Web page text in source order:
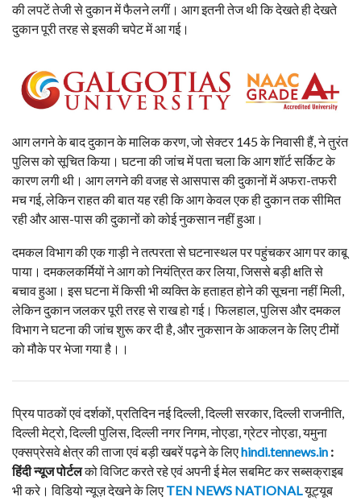
की लपटें तेजी से दुकान में फैलने लगीं। आग इतनी तेज थी कि देखते ही देखते
दुकान पूरी तरह से इसकी चपेट में आ गई।
आग लगने के बाद दुकान के मालिक करण, जो सेक्टर 145 के निवासी हैं, ने तुरंत
पुलिस को सूचित किया। घटना की जांच में पता चला कि आग शॉर्ट सर्किट के
कारण लगी थी। आग लगने की वजह से आसपास की दुकानों में अफरा-तफरी
मच गई, लेकिन राहत की बात यह रही कि आग केवल एक ही दुकान तक सीमित
रही और आस-पास की दुकानों को कोई नुकसान नहीं हुआ।
दमकल विभाग की एक गाड़ी ने तत्परता से घटनास्थल पर पहुंचकर आग पर काबू
पाया। दमकलकर्मियों ने आग को नियंत्रित कर लिया, जिससे बड़ी क्षति से
बचाव हुआ। इस घटना में किसी भी व्यक्ति के हताहत होने की सूचना नहीं मिली,
लेकिन दुकान जलकर पूरी तरह से राख हो गई। फिलहाल, पुलिस और दमकल
विभाग ने घटना की जांच शुरू कर दी है, और नुकसान के आकलन के लिए टीमों
को मौके पर भेजा गया है।।
प्रिय पाठकों एवं दर्शकों, प्रतिदिन नई दिल्ली, दिल्ली सरकार, दिल्ली राजनीति,
दिल्ली मेट्रो, दिल्ली पुलिस, दिल्ली नगर निगम, नोएडा, ग्रेटर नोएडा, यमुना
एक्सप्रेसवे क्षेत्र की ताजा एवं बड़ी खबरें पढ़ने के लिएhindi.tennews.in :
हिंदीन्यूजपोर्टलको विजिट करते रहे एवं अपनी ई मेल सबमिट कर सब्सक्राइब
भी करे। विडियो न्यूज़ देखने के लिए TEN NEWS NATIONALयूट्यूब